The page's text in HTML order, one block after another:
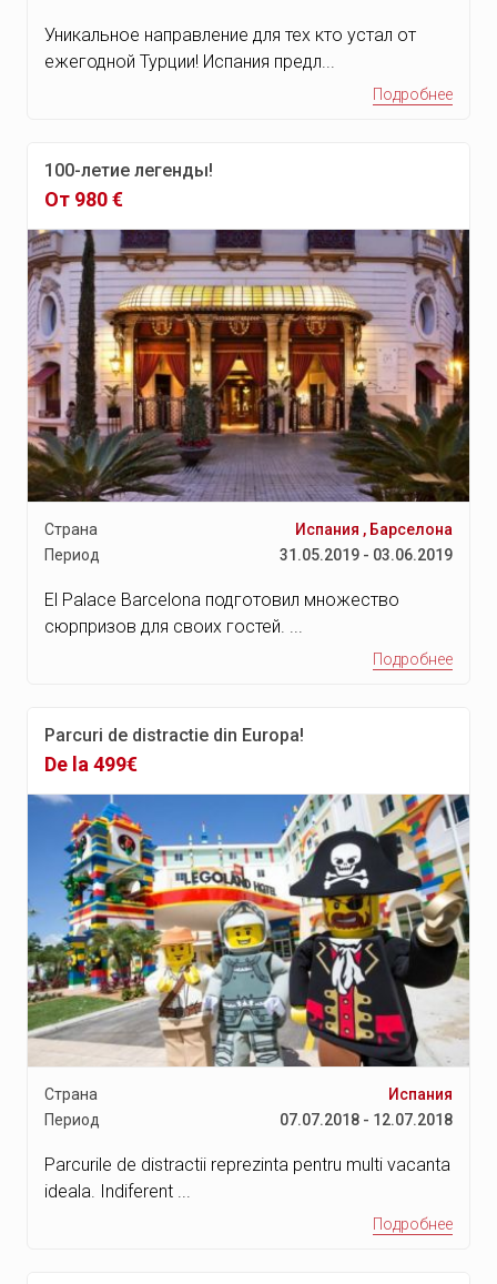
Уникальное направление для тех кто устал от
ежегодной Турции! Испания предл...
Подробнее
100-летие легенды!
От 980 €
Страна Испания , Барселона
Период
31.05.2019 - 03.06.2019
El Palace Barcelona подготовил множество
сюрпризов для своих гостей. ...
Подробнее
Parcuri de distractie din Europa!
De la 499€
Страна
Испания
Период
07.07.2018 - 12.07.2018
Parcurile de distractii reprezinta pentru multi vacanta
ideala. Indiferent ...
Подробнее